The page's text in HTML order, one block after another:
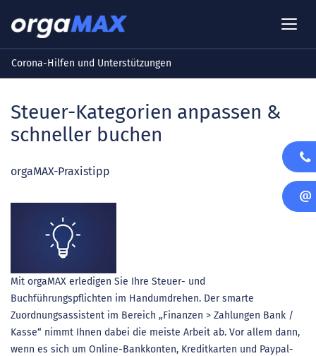
Corona-Hilfen und Unterstützungen
Steuer-Kategorien anpassen &
schneller buchen
orgaMAX-Praxistipp
Mit orgaMAX erledigen Sie Ihre Steuer- und
Buchführungspflichten im Handumdrehen. Der smarte
Zuordnungsassistent im Bereich „Finanzen > Zahlungen Bank /
Kasse“ nimmt Ihnen dabei die meiste Arbeit ab. Vor allem dann,
wenn es sich um Online-Bankkonten, Kreditkarten und Paypal-